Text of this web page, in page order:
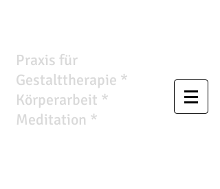
Praxis für
Gestalttherapie *
Körperarbeit *
Meditation *